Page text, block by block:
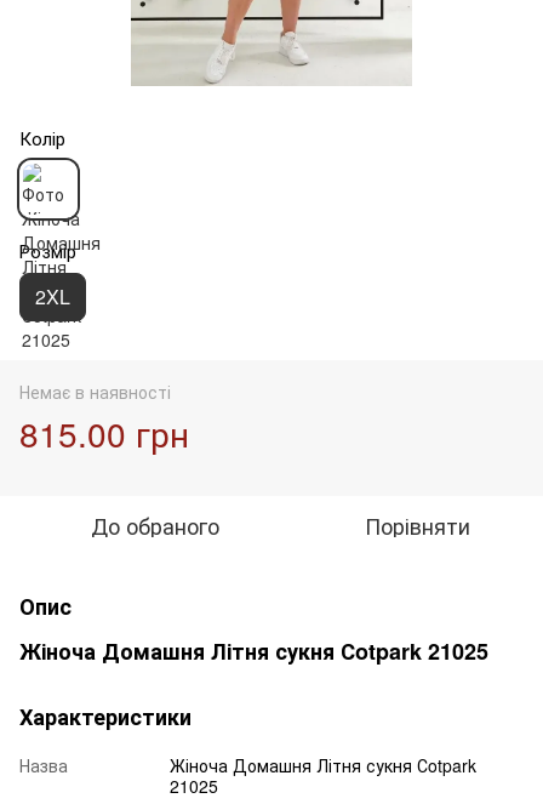
Колір
Розмір
2XL
Немає в наявності
815.00 грн
До обраного Порівняти
Опис
Жіноча Домашня Літня сукня Сotpark 21025
Характеристики
Назва
Жіноча Домашня Літня сукня Сotpark
21025